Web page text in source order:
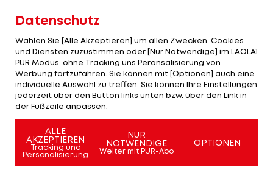
gewinnt.
Im Viertelfinale trifft Kopps Gegner auf den
Deutschen Max Wiskandt.
Sieg im ÖTV-Duell! Sinja
Kraus steht im Madrid-
Hauptbewerb
Tennis - WTA
Datenschutz
Wählen Sie [Alle Akzeptieren] um allen Zwecken, Cookies
und Diensten zuzustimmen oder [Nur Notwendige] im LAOLA1
PUR Modus, ohne Tracking uns Peronsalisierung von
Werbung fortzufahren. Sie können mit [Optionen] auch eine
individuelle Auswahl zu treffen. Sie können Ihre Einstellungen
jederzeit über den Button links unten bzw. über den Link in
der Fußzeile anpassen.
ALLE
AKZEPTIEREN
Tracking und
Personalisierung
NUR
NOTWENDIGE
Weiter mit PUR-Abo
OPTIONEN